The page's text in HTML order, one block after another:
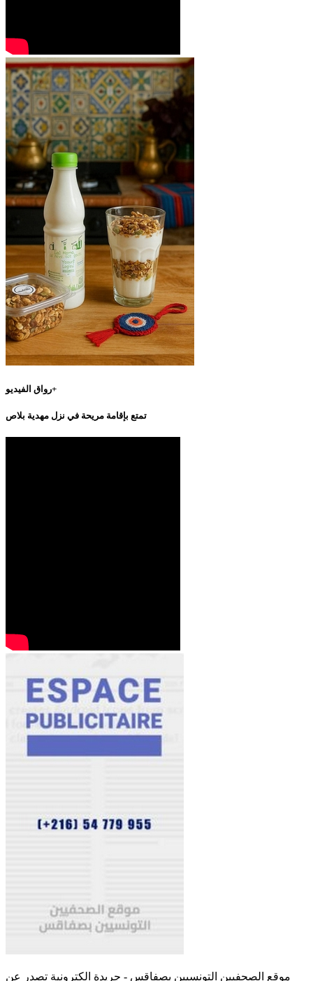
رواق الفيديو+
تمتع بإقامة مريحة في نزل مهدية بلاص
موقع الصحفيين التونسيين بصفاقس - جريدة الكترونية تصدر عن